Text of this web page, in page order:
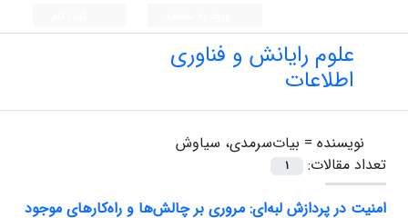
علوم رایانش و فناوری
اطلاعات
نویسنده = بیات‌سرمدی، سیاوش
تعداد مقالات:
1
امنیت در پردازش لبه‌ای: مروری بر چالش‌ها و راه‌کارهای موجود